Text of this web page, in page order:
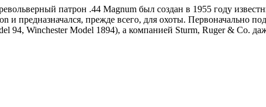
патрон .44 Magnum был создан в 1955 году
предназначался, прежде всего, для охоты. Первоначально
94, Winchester Model 1894), а компанией Sturm, Ruger & Co.